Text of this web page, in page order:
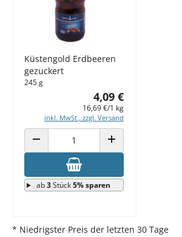
Küstengold Erdbeeren
gezuckert
245 g
4,09 €
16,69 €/1 kg
inkl. MwSt., zzgl. Versand
ANZAHL VERRINGERN ANZAHL ERHÖHEN
ab3Stück5% sparen
* Niedrigster Preis der letzten 30 Tage